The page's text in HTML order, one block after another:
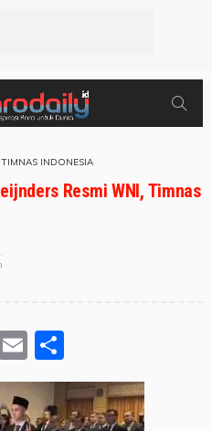
TIMNAS INDONESIA
Resmi WNI, Timnas
Email